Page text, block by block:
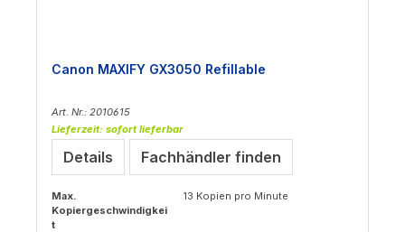
Canon MAXIFY GX3050 Refillable
Art. Nr.: 2010615
Lieferzeit: sofort lieferbar
Details Fachhändler finden
Max.
Kopiergeschwindigkei
t
13 Kopien pro Minute